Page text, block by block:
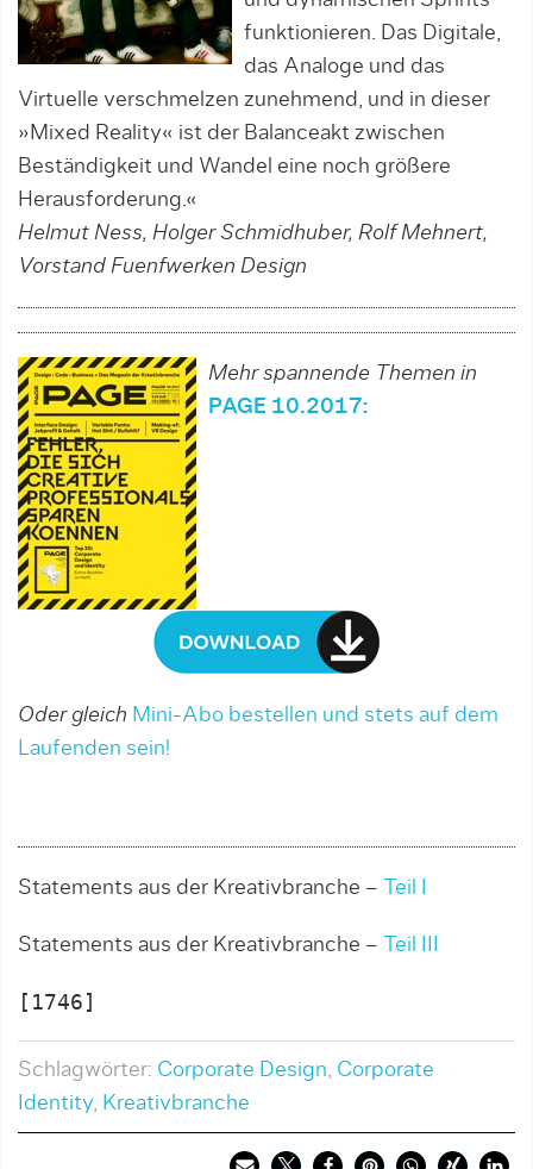
funk­tionieren. Das Digitale,
das Analoge und das
Virtuelle verschmelzen zunehmend, und in dieser
»Mixed Reality« ist der Balanceakt zwischen
Beständigkeit und Wandel eine noch größere
Herausforderung.«
Helmut Ness, Holger Schmidhuber, Rolf Mehnert,
Vorstand Fuenfwerken Design
Mehr spannende Themen in
PAGE 10.2017:
Oder gleich Mini-Abo bestellen und stets auf dem
Laufenden sein!
Statements aus der Kreativbranche – Teil I
Statements aus der Kreativbranche – Teil III
[1746]
Schlagwörter: Corporate Design, Corporate
Identity, Kreativbranche